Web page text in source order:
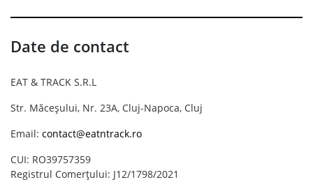
Date de contact
EAT & TRACK S.R.L
Str. Măceșului, Nr. 23A, Cluj-Napoca, Cluj
Email: contact@eatntrack.ro
CUI: RO39757359
Registrul Comerțului: J12/1798/2021